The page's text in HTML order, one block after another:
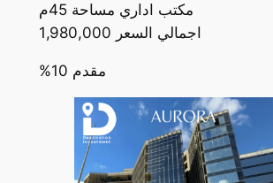
مكتب اداري مساحة 45م
اجمالي السعر 1,980,000
%10 مقدم